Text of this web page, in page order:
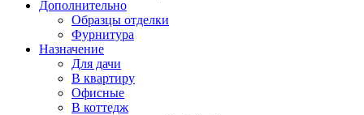
Дополнительно
Образцы отделки
Фурнитура
Назначение
Для дачи
В квартиру
Офисные
В коттедж